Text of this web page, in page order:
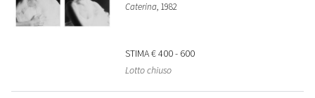
Caterina, 1982
STIMA€ 400 - 600
Lotto chiuso